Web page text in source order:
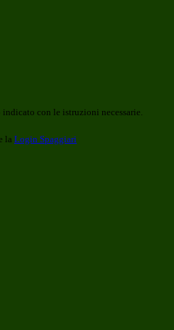
con le istruzioni necessarie.
la Login Spaggiari